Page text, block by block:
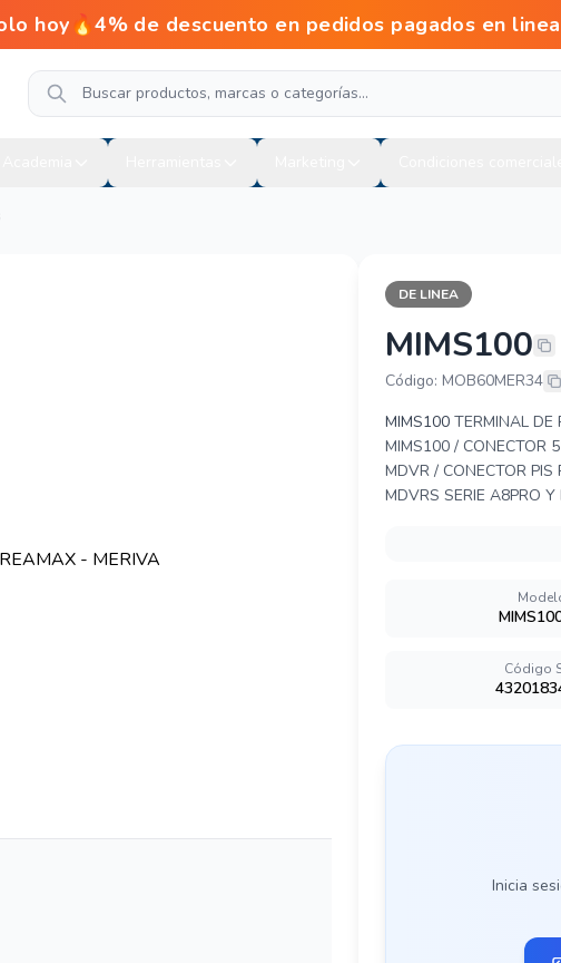
hoy🔥4% de descuento en pedidos pagados
DE LINEA
MIMS100
Código: MOB60MER34
MIMS100 TERMINAL DE
MIMS100 / CONECTOR
MDVR / CONECTOR
MDVRS SERIE A8PRO
Código
Inicia